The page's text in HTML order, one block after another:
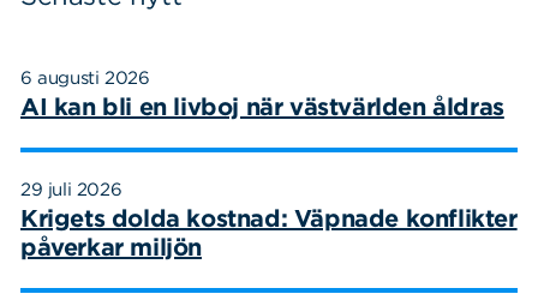
6 augusti 2026
AI kan bli en livboj när västvärlden åldras
29 juli 2026
Krigets dolda kostnad: Väpnade konflikter
påverkar miljön
Sök på sidan:Sök